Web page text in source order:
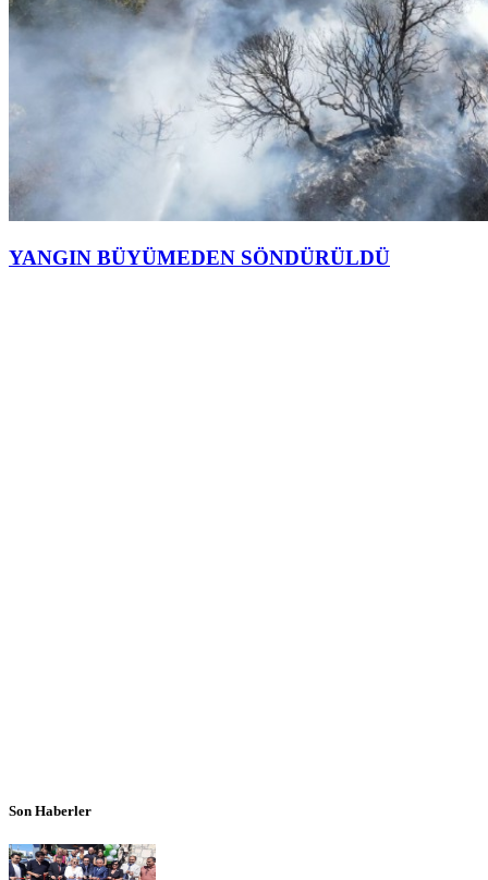
YANGIN BÜYÜMEDEN SÖNDÜRÜLDÜ
Son Haberler